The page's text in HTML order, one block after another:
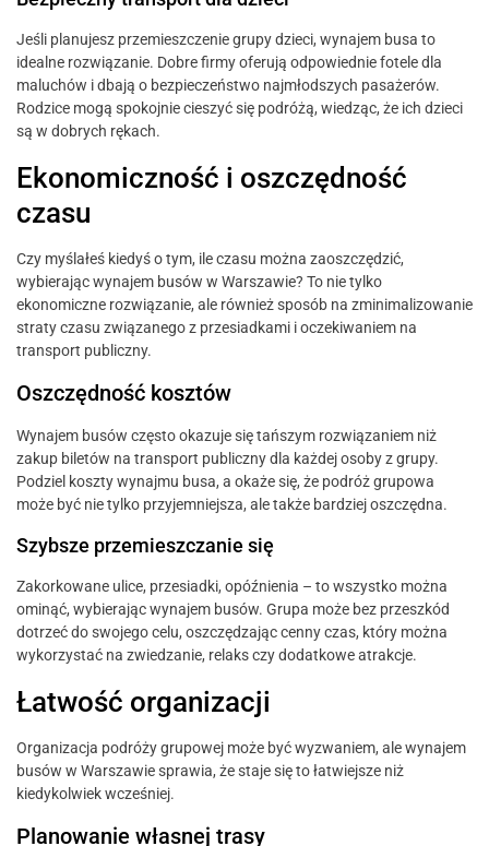
Jeśli planujesz przemieszczenie grupy dzieci, wynajem busa to
idealne rozwiązanie. Dobre firmy oferują odpowiednie fotele dla
maluchów i dbają o bezpieczeństwo najmłodszych pasażerów.
Rodzice mogą spokojnie cieszyć się podróżą, wiedząc, że ich dzieci
są w dobrych rękach.
Ekonomiczność i oszczędność
czasu
Czy myślałeś kiedyś o tym, ile czasu można zaoszczędzić,
wybierając wynajem busów w Warszawie? To nie tylko
ekonomiczne rozwiązanie, ale również sposób na zminimalizowanie
straty czasu związanego z przesiadkami i oczekiwaniem na
transport publiczny.
Oszczędność kosztów
Wynajem busów często okazuje się tańszym rozwiązaniem niż
zakup biletów na transport publiczny dla każdej osoby z grupy.
Podziel koszty wynajmu busa, a okaże się, że podróż grupowa
może być nie tylko przyjemniejsza, ale także bardziej oszczędna.
Szybsze przemieszczanie się
Zakorkowane ulice, przesiadki, opóźnienia – to wszystko można
ominąć, wybierając wynajem busów. Grupa może bez przeszkód
dotrzeć do swojego celu, oszczędzając cenny czas, który można
wykorzystać na zwiedzanie, relaks czy dodatkowe atrakcje.
Łatwość organizacji
Organizacja podróży grupowej może być wyzwaniem, ale wynajem
busów w Warszawie sprawia, że staje się to łatwiejsze niż
kiedykolwiek wcześniej.
Planowanie własnej trasy